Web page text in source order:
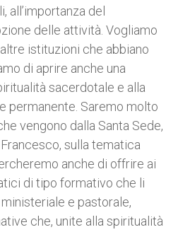
all’importanza del
delle attività. Vogliamo
istituzioni che abbiano
di aprire anche una
sacerdotale e alla
permanente. Saremo molto
vengono dalla Santa Sede,
sulla tematica
anche di offrire ai
di tipo formativo che li
e pastorale,
che, unite alla spiritualità